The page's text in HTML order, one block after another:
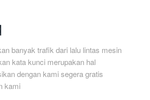
banyak trafik dari lalu lintas mesin
kata kunci merupakan hal
dengan kami segera gratis
kami